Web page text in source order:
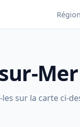
Mer
sur la carte ci-